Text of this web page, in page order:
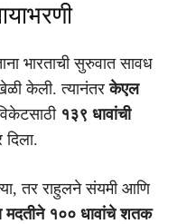
भारताची सुरुवात सावध
केली. त्यानंतरकेएल
१३९ धावांची
तर राहुलने संयमी आणि
मदतीने १०० धावांचे शतक